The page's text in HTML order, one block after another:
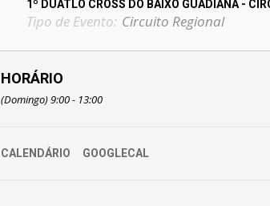
1º DUATLO CROSS DO BAIXO GUADIANA -
Tipo de Evento: Circuito Regional
HORÁRIO
(Domingo) 9:00 - 13:00
CALENDÁRIO GOOGLECAL